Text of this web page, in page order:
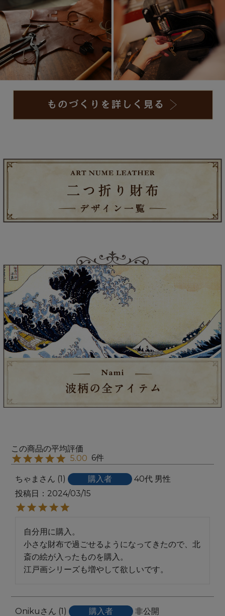
5.00 6
ちゃま 1 購入者 40代 男性
投稿日
2024/03/15
自分用に購入。
小さな財布で過ごせるようになってきたので、北
斎の絵が入ったものを購入。
江戸画シリーズも増やして欲しいです。
Oniku 1 購入者
非公開